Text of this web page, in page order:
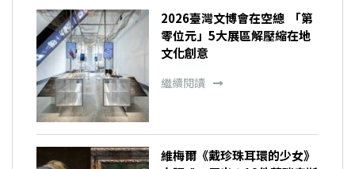
2026臺灣文博會在空總 「第
零位元」5大展區解壓縮在地
文化創意
繼續閱讀
維梅爾《戴珍珠耳環的少女》